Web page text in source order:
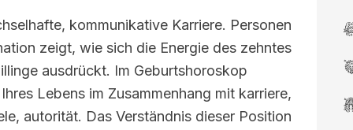
kommunikative Karriere. Personen
zeigt, wie sich die Energie des zehntes
ausdrückt. Im Geburtshoroskop
Lebens im Zusammenhang mit karriere,
autorität. Das Verständnis dieser Position